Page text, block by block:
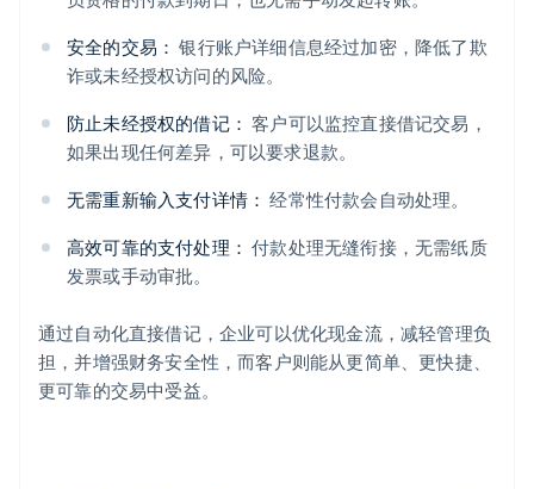
安全的交易： 银行账户详细信息经过加密，降低了欺
诈或未经授权访问的风险。
防止未经授权的借记： 客户可以监控直接借记交易，
如果出现任何差异，可以要求退款。
无需重新输入支付详情： 经常性付款会自动处理。
高效可靠的支付处理： 付款处理无缝衔接，无需纸质
发票或手动审批。
通过自动化直接借记，企业可以优化现金流，减轻管理负
担，并增强财务安全性，而客户则能从更简单、更快捷、
更可靠的交易中受益。